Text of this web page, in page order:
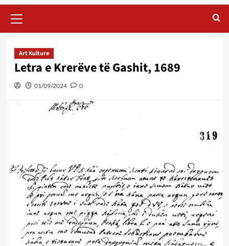
Menu
Art Kulture
Letra e Krerëve të Gashit, 1689
01/09/2024 0